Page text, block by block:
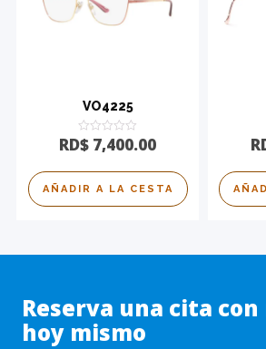
VO4225
Calificado
0
5
RD$ 7,400.00
AÑADIR A LA CESTA
Reserva una cita
hoy mismo